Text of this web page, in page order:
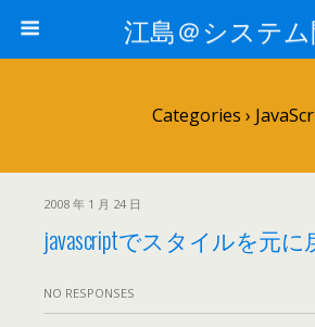
江島＠システ
Categories ›
2008 年 1 月 24 日
javascriptでスタイルを元に
NO RESPONSES